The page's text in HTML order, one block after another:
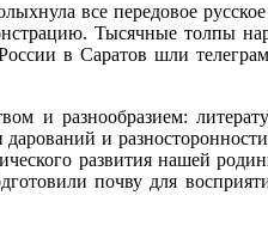
все передовое
Тысячные толпы
в Саратов шли
и разнообразием:
и
развития нашей
почву для